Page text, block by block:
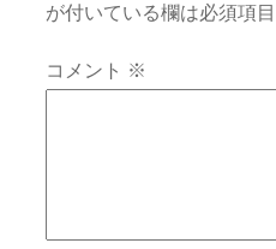
が付いている欄は必須項
コメント ※